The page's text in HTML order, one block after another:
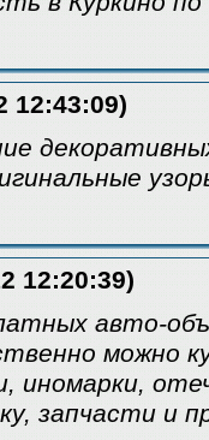
12:43:09)
12:20:39)
авто-
можно
иномарки,
запчасти и